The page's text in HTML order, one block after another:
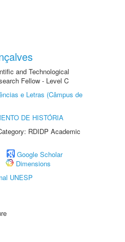
and Technological
Fellow - Level C
e Letras (Câmpus de
DE HISTÓRIA
RDIDP Academic
Google Scholar
Dimensions
UNESP